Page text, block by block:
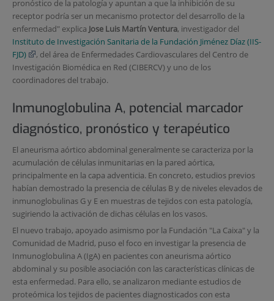
pronóstico de la patología y apuntan a que la inhibición de su
receptor podría ser un mecanismo protector del desarrollo de la
enfermedad" explica Jose Luis Martín Ventura, investigador del
Instituto de Investigación Sanitaria de la Fundación Jiménez Díaz (IIS-
FJD)
, del área de Enfermedades Cardiovasculares del Centro de
Investigación Biomédica en Red (CIBERCV) y uno de los
coordinadores del trabajo.
Inmunoglobulina A, potencial marcador
diagnóstico, pronóstico y terapéutico
El aneurisma aórtico abdominal generalmente se caracteriza por la
acumulación de células inmunitarias en la pared aórtica,
principalmente en la capa adventicia. En concreto, estudios previos
habían demostrado la presencia de células B y de niveles elevados de
inmunoglobulinas G y E en muestras de tejidos con esta patología,
sugiriendo la activación de dichas células en los vasos.
El nuevo trabajo, apoyado asimismo por la Fundación "La Caixa" y la
Comunidad de Madrid, puso el foco en investigar la presencia de
Inmunoglobulina A (IgA) en pacientes con aneurisma aórtico
abdominal y su posible asociación con las características clínicas de
esta enfermedad. Para ello, se analizaron mediante estudios de
proteómica los tejidos de pacientes diagnosticados con esta